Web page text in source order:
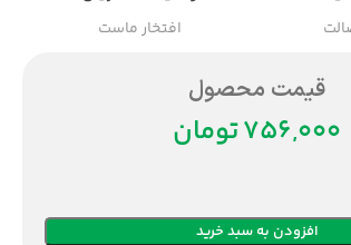
افتخار ماست
قیمت محصول
تومان
افزودن به سبد خرید